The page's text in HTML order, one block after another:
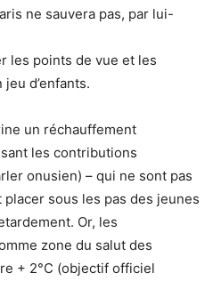
ne sauvera pas, par lui-
les points de vue et les
d’enfants.
un réchauffement
les contributions
onusien) – qui ne sont pas
sous les pas des jeunes
Or, les
zone du salut des
+ 2°C (objectif officiel